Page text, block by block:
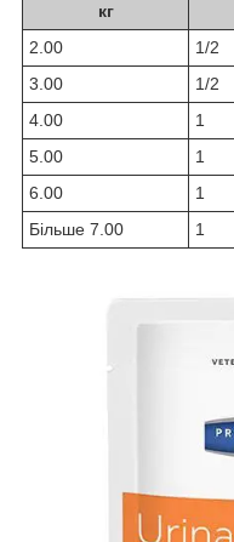
кг
2.00 1/2
3.00
1/2
4.00
1
5.00
1
6.00
1
Більше 7.00
1